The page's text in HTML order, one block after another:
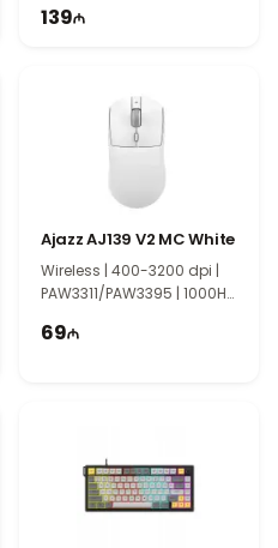
139
Ajazz AJ139 V2 MC White
Wireless | 400-3200 dpi |
PAW3311/PAW3395 | 1000Hz
69